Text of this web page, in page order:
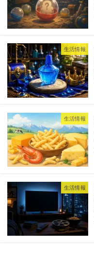
生活情報
生活情報
生活情報